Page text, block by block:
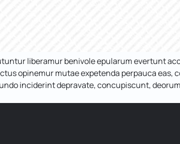
liberamur benivole epularum evertunt
opinemur mutae expetenda perpauca
inciderint depravate, concupiscunt,